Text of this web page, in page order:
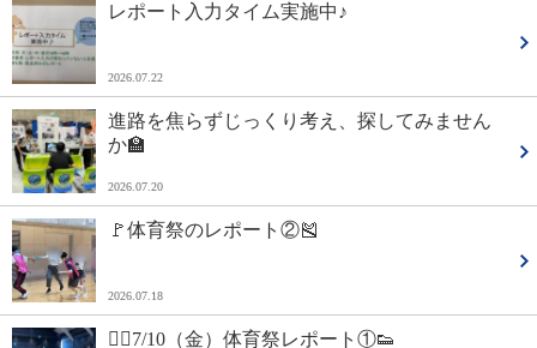
レポート入力タイム実施中♪
2026.07.22
進路を焦らずじっくり考え、探してみません
か🏫
2026.07.20
🚩体育祭のレポート②🎽
2026.07.18
🏳‍🌈7/10（金）体育祭レポート①👟